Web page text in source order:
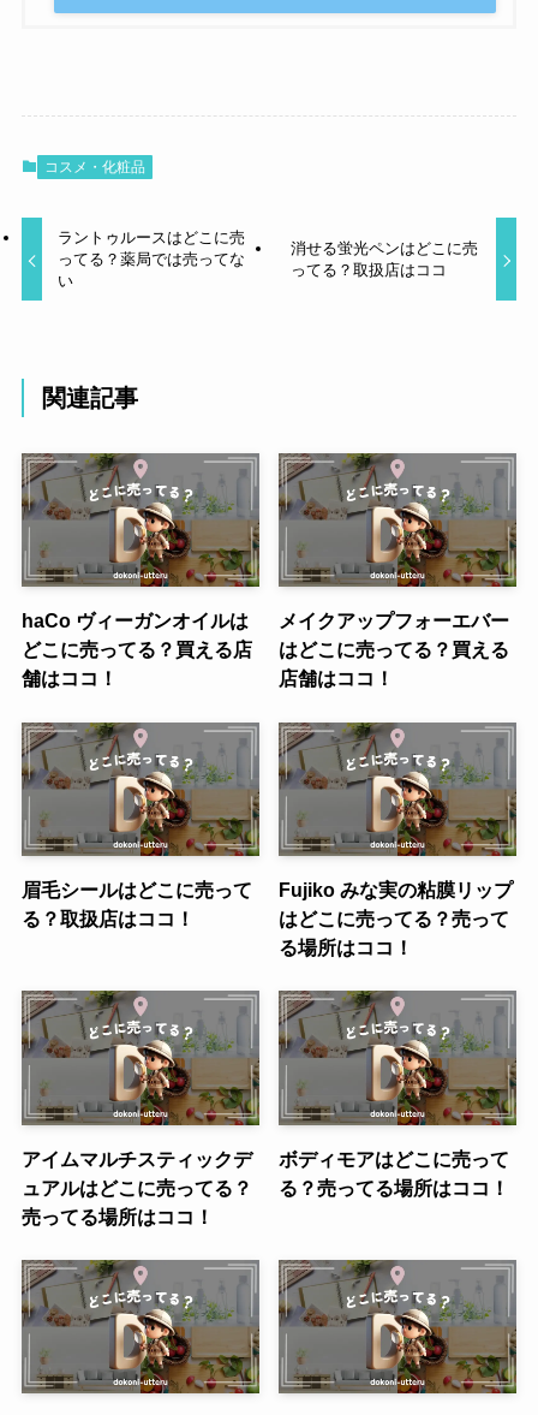
コスメ・化粧品
ラントゥルースはどこに売
ってる？薬局では売ってな
い
消せる蛍光ペンはどこに売
ってる？取扱店はココ
関連記事
haCo ヴィーガンオイルは
どこに売ってる？買える店
舗はココ！
メイクアップフォーエバー
はどこに売ってる？買える
店舗はココ！
眉毛シールはどこに売って
る？取扱店はココ！
Fujiko みな実の粘膜リップ
はどこに売ってる？売って
る場所はココ！
アイムマルチスティックデ
ュアルはどこに売ってる？
売ってる場所はココ！
ボディモアはどこに売って
る？売ってる場所はココ！